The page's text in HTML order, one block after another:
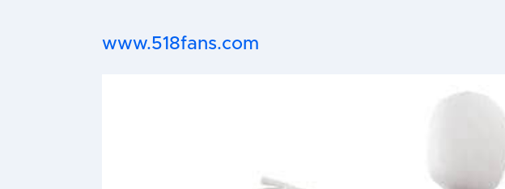
www.518fans.com